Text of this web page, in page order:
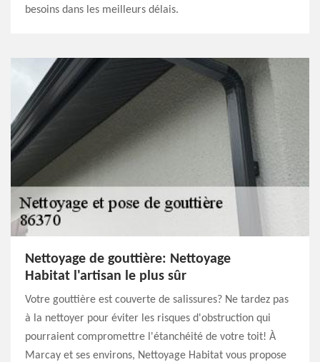
besoins dans les meilleurs délais.
Nettoyage de gouttière: Nettoyage
Habitat l'artisan le plus sûr
Votre gouttière est couverte de salissures? Ne tardez pas
à la nettoyer pour éviter les risques d'obstruction qui
pourraient compromettre l'étanchéité de votre toit! À
Marcay et ses environs, Nettoyage Habitat vous propose